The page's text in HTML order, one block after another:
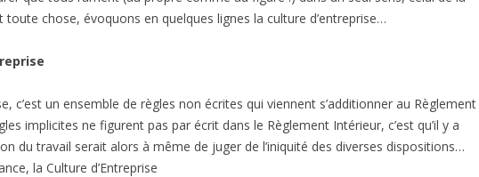
toute chose, évoquons en quelques lignes la culture d’entreprise…
c’est un ensemble de règles non écrites qui viennent s’additionner au Règlement
implicites ne figurent pas par écrit dans le Règlement Intérieur, c’est qu’il y a
du travail serait alors à même de juger de l’iniquité des diverses dispositions…
la Culture d’Entreprise